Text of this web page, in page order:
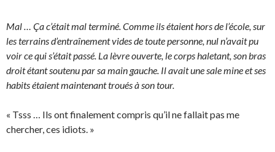
Mal … Ça c’était mal terminé. Comme ils étaient hors de l’école, sur
les terrains d’entraînement vides de toute personne, nul n’avait pu
voir ce qui s’était passé. La lèvre ouverte, le corps haletant, son bras
droit étant soutenu par sa main gauche. Il avait une sale mine et ses
habits étaient maintenant troués à son tour.
« Tsss … Ils ont finalement compris qu’il ne fallait pas me
chercher, ces idiots. »